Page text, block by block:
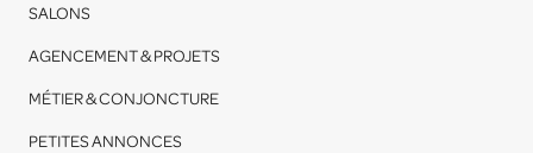
SALONS
AGENCEMENT & PROJETS
MÉTIER & CONJONCTURE
PETITES ANNONCES